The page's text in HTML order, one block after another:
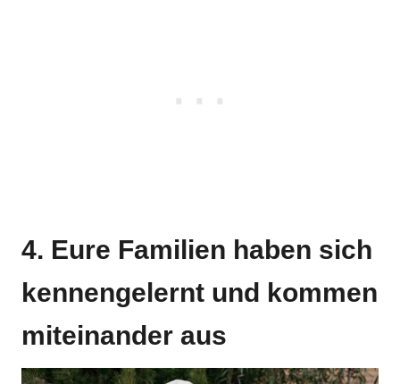
4. Eure Familien haben sich
kennengelernt und kommen
miteinander aus